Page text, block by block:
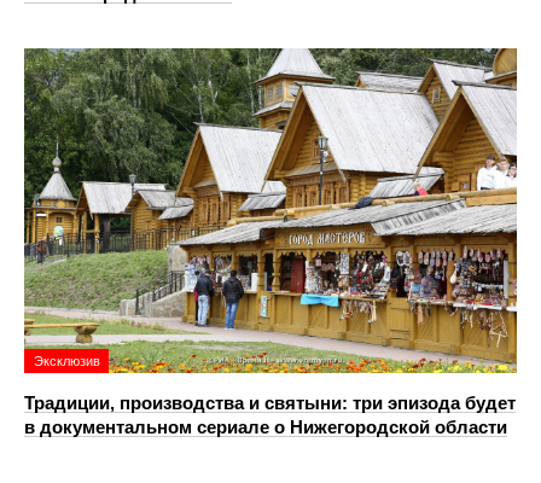
Эксклюзив
Традиции, производства и святыни: три эпизода будет
в документальном сериале о Нижегородской области